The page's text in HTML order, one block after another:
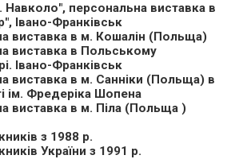
персональна виставка в
Івано-Франківськ
виставка в м. Кошалін (Польща)
виставка в Польському
Івано-Франківськ
виставка в м. Санніки (Польща) в
ім. Фредеріка Шопена
виставка в м. Піла (Польща )
з 1988 р.
України з 1991 р.